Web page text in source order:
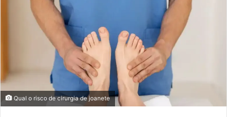
Qual o risco de cirurgia de joanete